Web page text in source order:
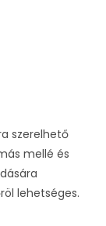
szerelhető
mellé és
lehetséges.